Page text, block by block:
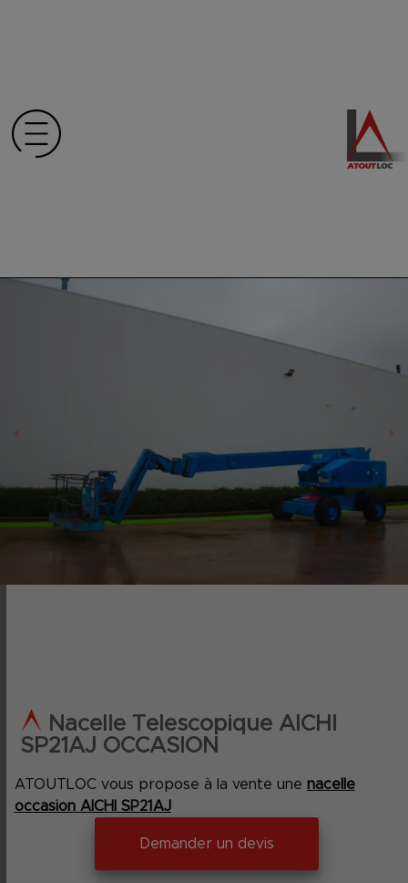
‹ ›
Nacelle Telescopique AICHI
SP21AJ OCCASION
ATOUTLOC vous propose à la vente une nacelle
occasion AICHI SP21AJ
Demander un devis